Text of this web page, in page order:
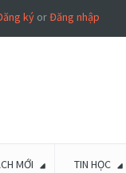
kýorĐăng nhập
MỚI TIN HỌC